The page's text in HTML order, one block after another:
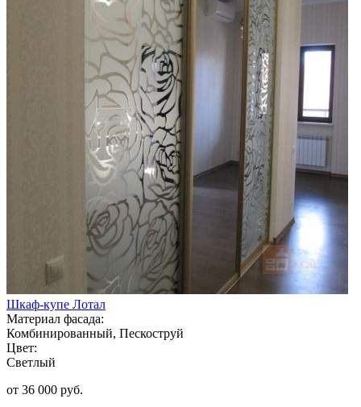
Шкаф-купе Лотал
Материал фасада:
Комбинированный, Пескоструй
Цвет:
Светлый
от 36 000 руб.